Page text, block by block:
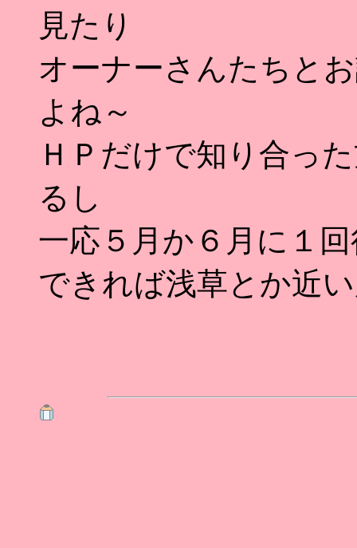
見たり
オーナーさんたちと
よね～
ＨＰだけで知り合っ
るし
一応５月か６月に１
できれば浅草とか近